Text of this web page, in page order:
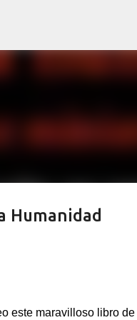
Humanidad
este maravilloso libro de